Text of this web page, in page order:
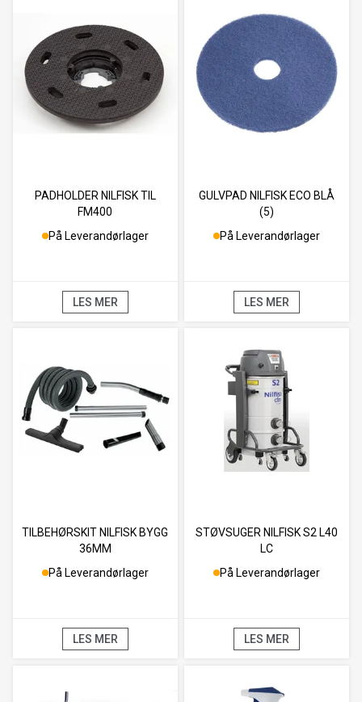
PADHOLDER NILFISK TIL
FM400
På Leverandørlager
LES MER
GULVPAD NILFISK ECO BLÅ
(5)
På Leverandørlager
LES MER
TILBEHØRSKIT NILFISK BYGG
36MM
På Leverandørlager
LES MER
STØVSUGER NILFISK S2 L40
LC
På Leverandørlager
LES MER